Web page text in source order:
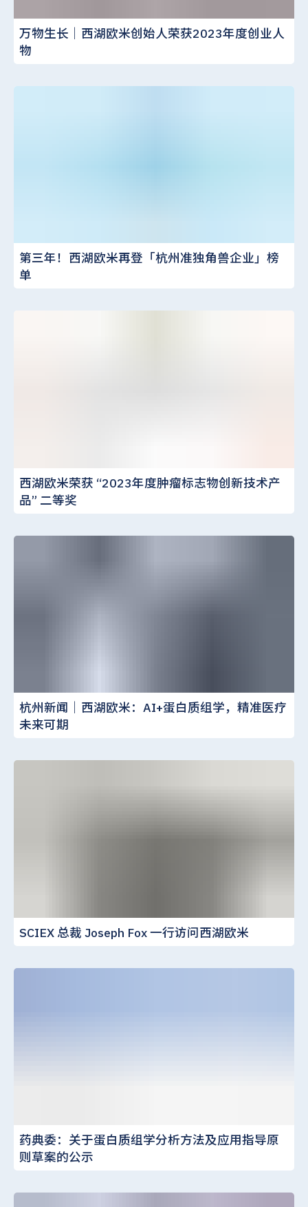
万物生长｜西湖欧米创始人荣获2023年度创业人
物
第三年！西湖欧米再登「杭州准独角兽企业」榜
单
西湖欧米荣获 “2023年度肿瘤标志物创新技术产
品” 二等奖
杭州新闻｜西湖欧米：AI+蛋白质组学，精准医疗
未来可期
SCIEX 总裁 Joseph Fox 一行访问西湖欧米
药典委：关于蛋白质组学分析方法及应用指导原
则草案的公示